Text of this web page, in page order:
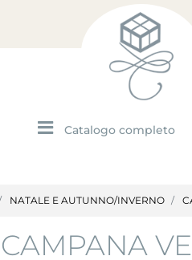
Open menu
NATALE E AUTUNNO/INVERNO
CAMPANA